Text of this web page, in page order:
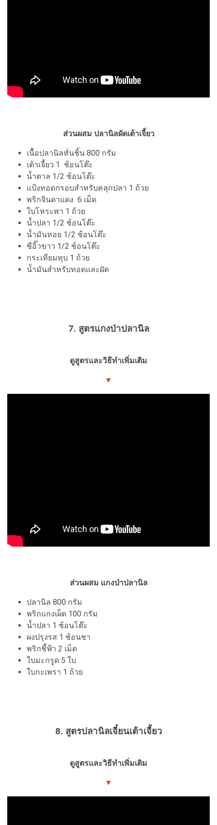
ส่วนผสม ปลานิลผัดเต้าเจี้ยว
เนื้อปลานิลหั่นชิ้น 800 กรัม
เต้าเจี้ยว 1 ช้อนโต๊ะ
น้ำตาล 1/2 ช้อนโต๊ะ
แป้งทอดกรอบสำหรับคลุกปลา 1 ถ้วย
พริกจินดาแดง 6 เม็ด
ใบโหระพา 1 ถ้วย
น้ำปลา 1/2 ช้อนโต๊ะ
น้ำมันหอย 1/2 ช้อนโต๊ะ
ซีอิ๊วขาว 1/2 ช้อนโต๊ะ
กระเทียมทุบ 1 ถ้วย
น้ำมันสำหรับทอดและผัด
7. สูตรแกงป่าปลานิล
ดูสูตรและวิธีทำเพิ่มเติม
▼
ส่วนผสม แกงป่าปลานิล
ปลานิล 800 กรัม
พริกแกงเผ็ด 100 กรัม
น้ำปลา 1 ช้อนโต๊ะ
ผงปรุงรส 1 ช้อนชา
พริกชี้ฟ้า 2 เม็ด
ใบมะกรูด 5 ใบ
ใบกะเพรา 1 ถ้วย
8. สูตรปลานิลเจี๋ยนเต้าเจี้ยว
ดูสูตรและวิธีทำเพิ่มเติม
▼